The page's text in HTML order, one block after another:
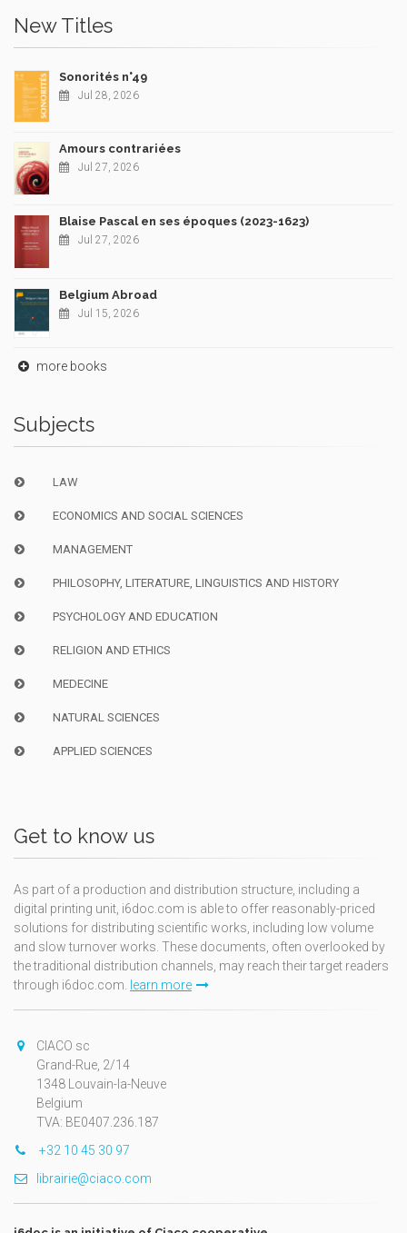
New Titles
Sonorités n°49
Jul 28, 2026
Amours contrariées
Jul 27, 2026
Blaise Pascal en ses époques (2023-1623)
Jul 27, 2026
Belgium Abroad
Jul 15, 2026
more books
Subjects
LAW
ECONOMICS AND SOCIAL SCIENCES
MANAGEMENT
PHILOSOPHY, LITERATURE, LINGUISTICS AND HISTORY
PSYCHOLOGY AND EDUCATION
RELIGION AND ETHICS
MEDECINE
NATURAL SCIENCES
APPLIED SCIENCES
Get to know us
As part of a production and distribution structure, including a
digital printing unit, i6doc.com is able to offer reasonably-priced
solutions for distributing scientific works, including low volume
and slow turnover works. These documents, often overlooked by
the traditional distribution channels, may reach their target readers
through i6doc.com.
learn more
CIACO sc
Grand-Rue, 2/14
1348 Louvain-la-Neuve
Belgium
TVA: BE0407.236.187
+32 10 45 30 97
librairie@ciaco.com